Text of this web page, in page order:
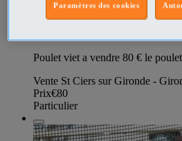
Poulet viet a vendre 80 € le poulet
Vente St Ciers sur Gironde -
Prix€80
Particulier
Paramètres des cookies